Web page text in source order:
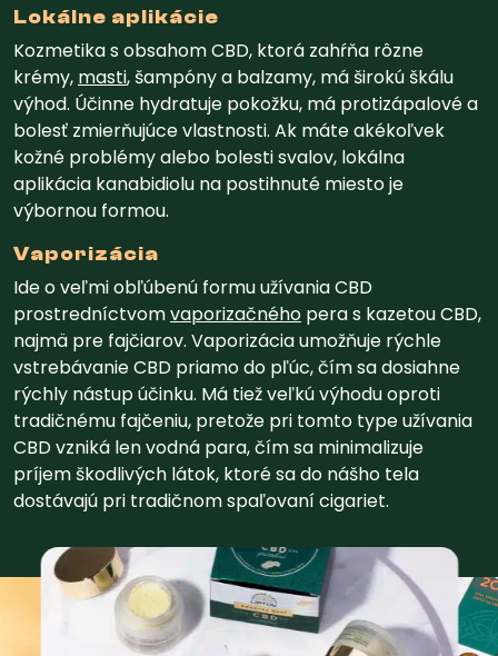
Lokálne aplikácie
Kozmetika s obsahom CBD, ktorá zahŕňa rôzne
krémy, masti, šampóny a balzamy, má širokú škálu
výhod. Účinne hydratuje pokožku, má protizápalové a
bolesť zmierňujúce vlastnosti. Ak máte akékoľvek
kožné problémy alebo bolesti svalov, lokálna
aplikácia kanabidiolu na postihnuté miesto je
výbornou formou.
Vaporizácia
Ide o veľmi obľúbenú formu užívania CBD
prostredníctvomvaporizačného pera s kazetou CBD,
najmä pre fajčiarov. Vaporizácia umožňuje rýchle
vstrebávanie CBD priamo do pľúc, čím sa dosiahne
rýchly nástup účinku. Má tiež veľkú výhodu oproti
tradičnému fajčeniu, pretože pri tomto type užívania
CBD vzniká len vodná para, čím sa minimalizuje
príjem škodlivých látok, ktoré sa do nášho tela
dostávajú pri tradičnom spaľovaní cigariet.